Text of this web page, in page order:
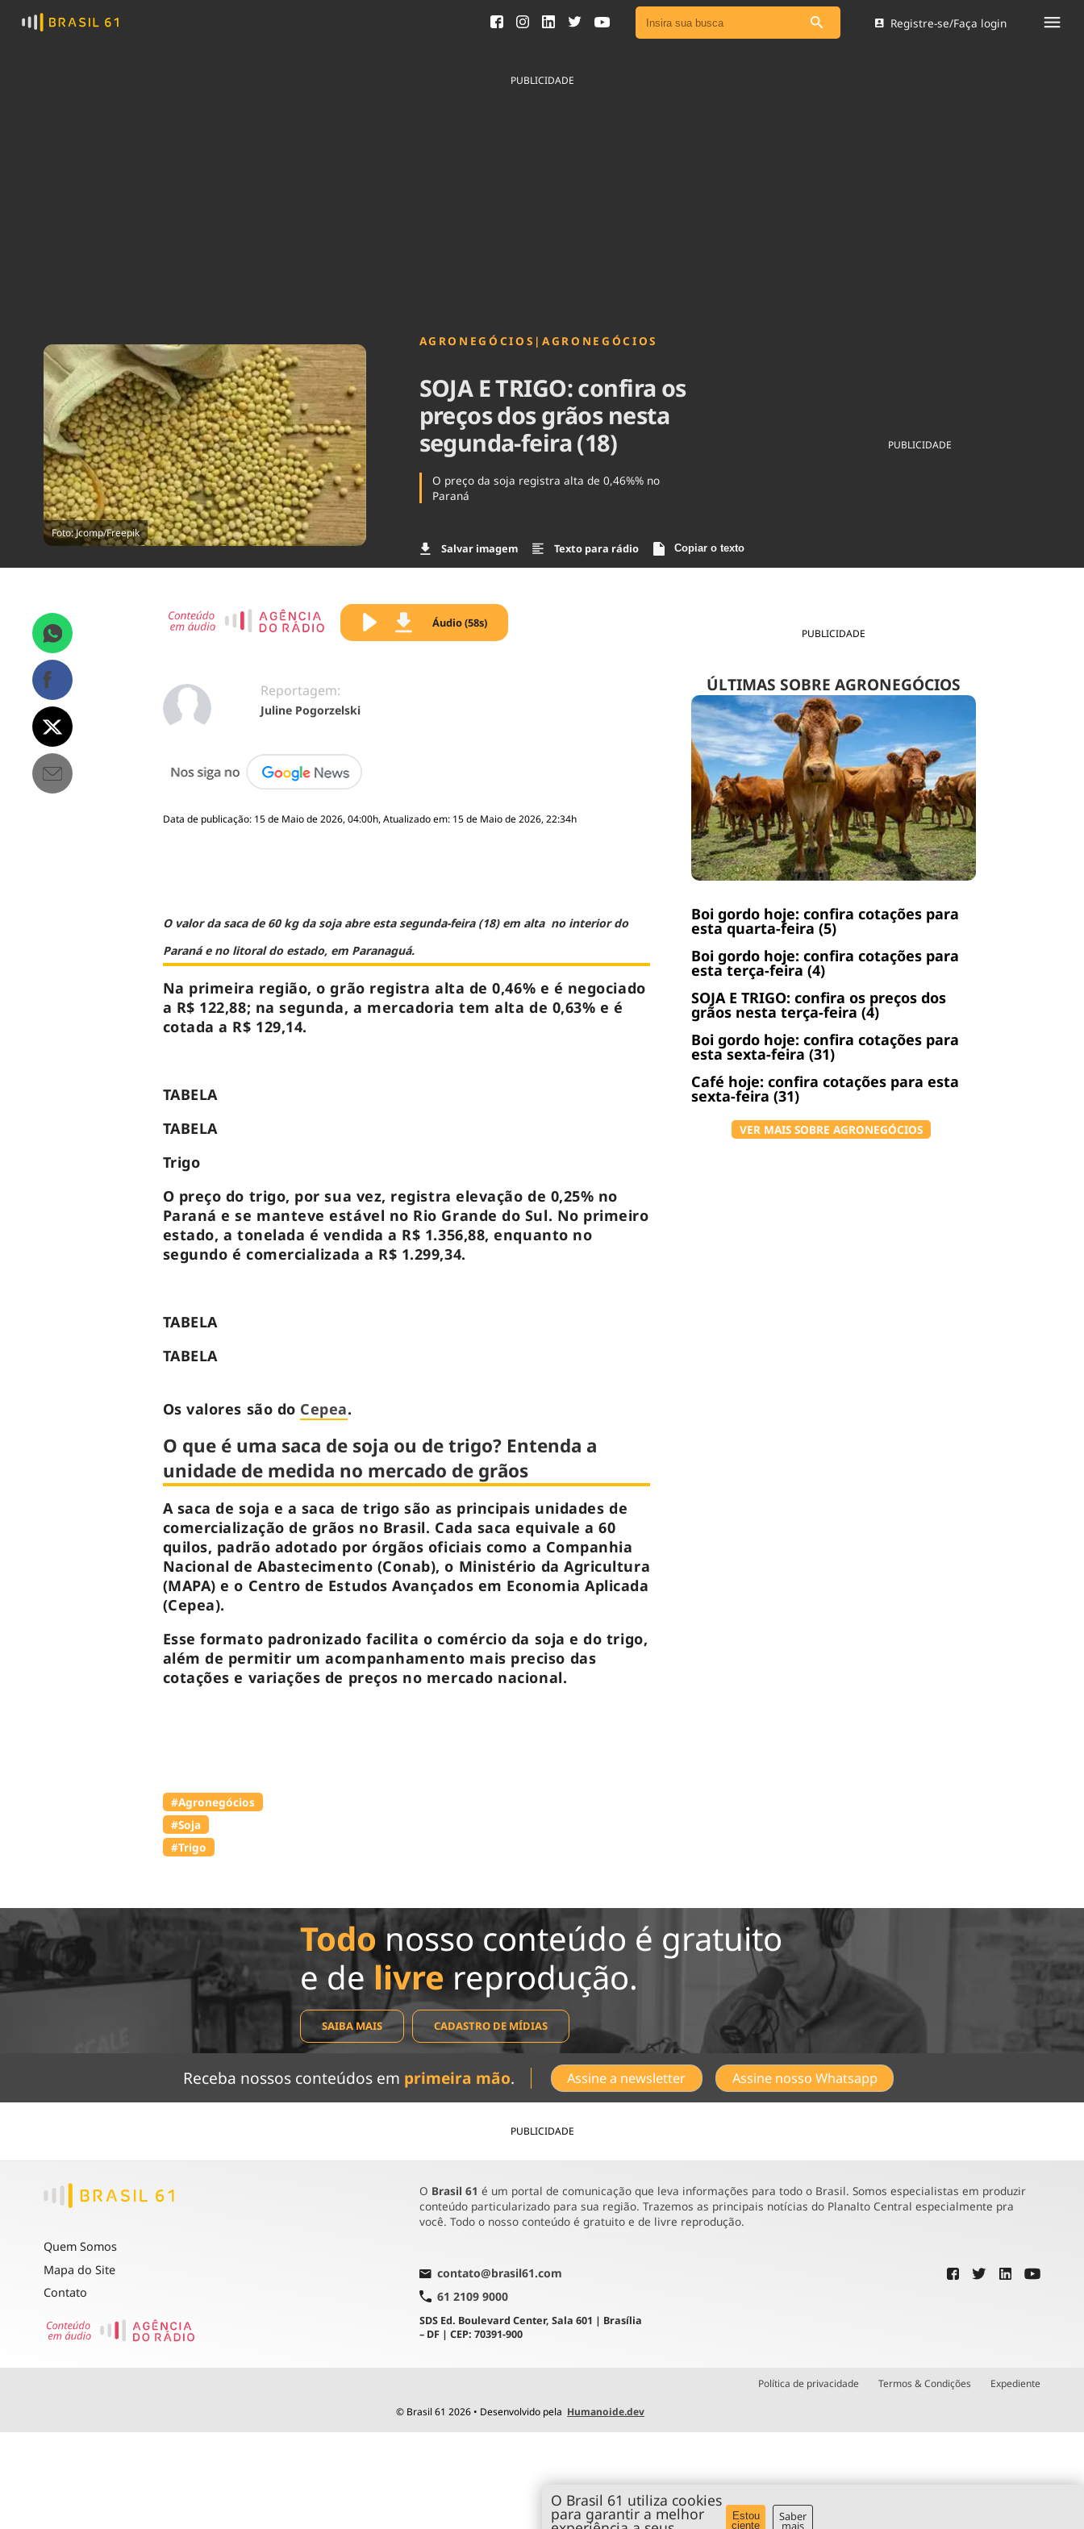
Ver todas as notícias
Brasil
Registre-se/Faça login
PUBLICIDADE
Foto: Jcomp/Freepik
AGRONEGÓCIOS | AGRONEGÓCIOS
SOJA E TRIGO: confira os
preços dos grãos nesta
segunda-feira (18)
O preço da soja registra alta de 0,46%% no
Paraná
Salvar imagem Texto para rádio Copiar o texto
PUBLICIDADE
PUBLICIDADE
ÚLTIMAS SOBRE AGRONEGÓCIOS
Boi gordo hoje: confira cotações para
esta quarta-feira (5)
Boi gordo hoje: confira cotações para
esta terça-feira (4)
SOJA E TRIGO: confira os preços dos
grãos nesta terça-feira (4)
Boi gordo hoje: confira cotações para
esta sexta-feira (31)
Café hoje: confira cotações para esta
sexta-feira (31)
VER MAIS SOBRE AGRONEGÓCIOS
Áudio (58s)
Reportagem:
Juline Pogorzelski
Data de publicação: 15 de Maio de 2026, 04:00h, Atualizado em: 15 de Maio de 2026, 22:34h
O valor da saca de 60 kg da soja abre esta segunda-feira (18) em alta no interior do
Paraná e no litoral do estado, em Paranaguá.
Na primeira região, o grão registra alta de 0,46% e é negociado
a R$ 122,88; na segunda, a mercadoria tem alta de 0,63% e é
cotada a R$ 129,14.
TABELA
TABELA
Trigo
O preço do trigo, por sua vez, registra elevação de 0,25% no
Paraná e se manteve estável no Rio Grande do Sul. No primeiro
estado, a tonelada é vendida a R$ 1.356,88, enquanto no
segundo é comercializada a R$ 1.299,34.
TABELA
TABELA
Os valores são do Cepea.
O que é uma saca de soja ou de trigo? Entenda a
unidade de medida no mercado de grãos
A saca de soja e a saca de trigo são as principais unidades de
comercialização de grãos no Brasil. Cada saca equivale a 60
quilos, padrão adotado por órgãos oficiais como a Companhia
Nacional de Abastecimento (Conab), o Ministério da Agricultura
(MAPA) e o Centro de Estudos Avançados em Economia Aplicada
(Cepea).
Esse formato padronizado facilita o comércio da soja e do trigo,
além de permitir um acompanhamento mais preciso das
cotações e variações de preços no mercado nacional.
#Agronegócios
#Soja
#Trigo
Todonosso conteúdo é gratuito
e de livre reprodução.
SAIBA MAIS CADASTRO DE MÍDIAS
Receba nossos conteúdos em primeira mão. Assine a newsletter Assine nosso Whatsapp
PUBLICIDADE
Quem Somos
Mapa do Site
Contato
O Brasil 61 é um portal de comunicação que leva informações para todo o Brasil. Somos especialistas em produzir
conteúdo particularizado para sua região. Trazemos as principais notícias do Planalto Central especialmente pra
você. Todo o nosso conteúdo é gratuito e de livre reprodução.
contato@brasil61.com
61 2109 9000
SDS Ed. Boulevard Center, Sala 601 | Brasília
– DF | CEP: 70391-900
Política de privacidade Termos & Condições Expediente
© Brasil 61 2026 • Desenvolvido pela Humanoide.dev
O Brasil 61 utiliza cookies
para garantir a melhor
Estou
ciente
Saber
mais